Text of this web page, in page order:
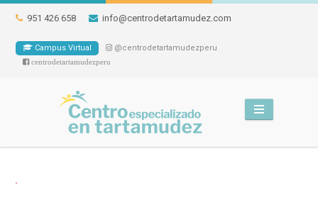
951 426 658 info@centrodetartamudez.com
Campus Virtual @centrodetartamudezperu
centrodetartamudezperu